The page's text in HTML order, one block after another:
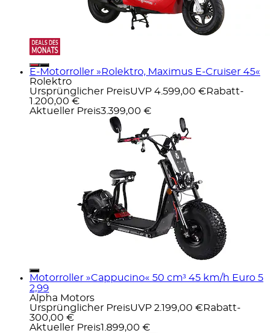
E-Motorroller »Rolektro, Maximus E-Cruiser 45«
Rolektro
Ursprünglicher PreisUVP 4.599,00 € Rabatt-
1.200,00 €
Aktueller Preis3.399,00 €
Motorroller »Cappucino« 50 cm³ 45 km/h Euro 5
2,99
Alpha Motors
Ursprünglicher PreisUVP 2.199,00 € Rabatt-
300,00 €
Aktueller Preis1.899,00 €